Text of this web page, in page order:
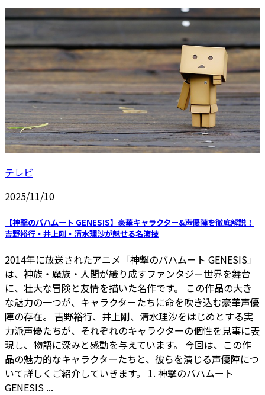
テレビ
2025/11/10
【神撃のバハムート GENESIS】豪華キャラクター&声優陣を徹底解説！
吉野裕行・井上剛・清水理沙が魅せる名演技
2014年に放送されたアニメ「神撃のバハムート GENESIS」
は、神族・魔族・人間が織り成すファンタジー世界を舞台
に、壮大な冒険と友情を描いた名作です。 この作品の大き
な魅力の一つが、キャラクターたちに命を吹き込む豪華声優
陣の存在。 吉野裕行、井上剛、清水理沙をはじめとする実
力派声優たちが、それぞれのキャラクターの個性を見事に表
現し、物語に深みと感動を与えています。 今回は、この作
品の魅力的なキャラクターたちと、彼らを演じる声優陣につ
いて詳しくご紹介していきます。 1. 神撃のバハムート
GENESIS ...